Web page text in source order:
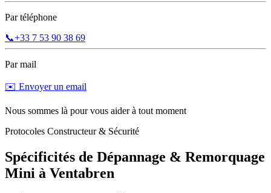
Par téléphone
📞+33 7 53 90 38 69
Par mail
✉️ Envoyer un email
Nous sommes là pour vous aider à tout moment
Protocoles Constructeur & Sécurité
Spécificités de Dépannage & Remorquage
Mini à Ventabren